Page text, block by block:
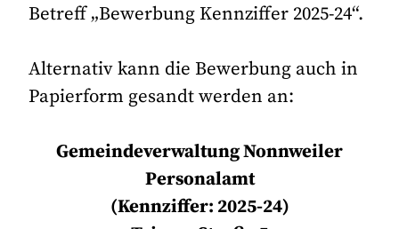
Betreff „Bewerbung Kennziffer 2025-24“.
Alternativ kann die Bewerbung auch in
Papierform gesandt werden an:
Gemeindeverwaltung Nonnweiler
Personalamt
(Kennziffer: 2025-24)